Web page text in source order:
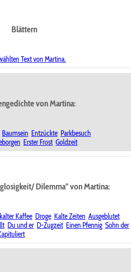
Blättern
Text von Martina.
von Martina:
Baumsein Entzückte Parkbesuch
Erster Frost Goldzeit
Dilemma" von Martina:
Kaffee Droge Kalte Zeiten Ausgeblutet
Du und er D-Zugzeit Einen Pfennig Sohn der